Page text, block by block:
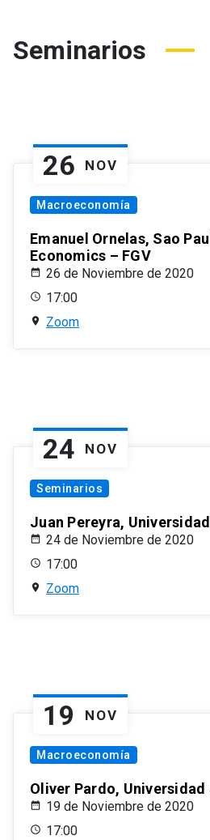
Seminarios
26 NOV
Macroeconomía
Emanuel Ornelas, Sao
Economics – FGV
26 de Noviembre de 2020
17:00
Zoom
24 NOV
Seminarios
Juan Pereyra,
24 de Noviembre de 2020
17:00
Zoom
19 NOV
Macroeconomía
Oliver Pardo, Universidad
19 de Noviembre de 2020
17:00